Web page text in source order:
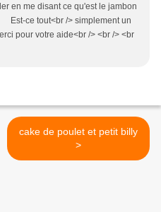
en me disant ce qu'est le jambon
/> simplement un
pour votre aide<br /> <br /> <br
cake de poulet et petit billy
>